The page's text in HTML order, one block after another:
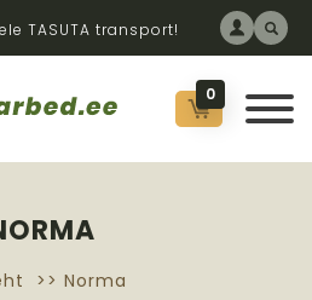
TASUTA transport!
0
>> Norma